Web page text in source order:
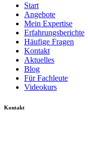
Start
Angebote
Mein Expertise
Erfahrungsberichte
Häufige Fragen
Kontakt
Aktuelles
Blog
Für Fachleute
Videokurs
Kontakt